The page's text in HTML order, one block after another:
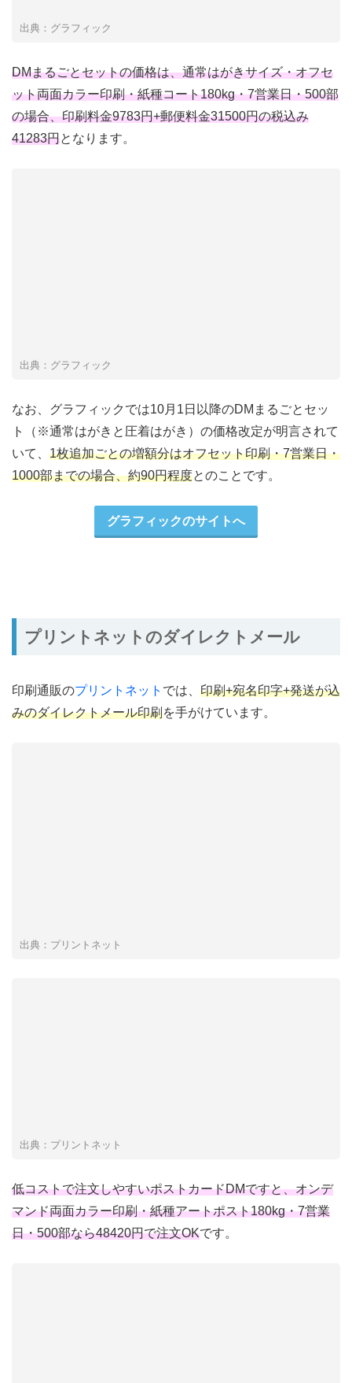
出典：グラフィック
DMまるごとセットの価格は、通常はがきサイズ・オフセ
ット両面カラー印刷・紙種コート180kg・7営業日・500部
の場合、印刷料金9783円+郵便料金31500円の税込み
41283円となります。
出典：グラフィック
なお、グラフィックでは10月1日以降のDMまるごとセッ
ト（※通常はがきと圧着はがき）の価格改定が明言されて
いて、 1枚追加ごとの増額分はオフセット印刷・7営業日・
1000部までの場合、約90円程度とのことです。
グラフィックのサイトへ
プリントネットのダイレクトメール
印刷通販のプリントネット では、 印刷+宛名印字+発送が込
みのダイレクトメール印刷を手がけています。
出典：プリントネット
出典：プリントネット
低コストで注文しやすいポストカードDMですと、オンデ
マンド両面カラー印刷・紙種アートポスト180kg・7営業
日・500部なら48420円で注文OKです。